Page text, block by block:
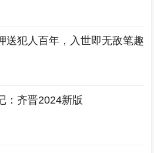
送犯人百年，入世即无敌笔趣
：齐晋2024新版